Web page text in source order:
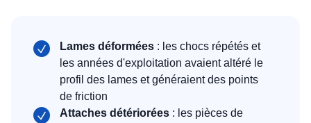
Lames déformées : les chocs répétés et
les années d'exploitation avaient altéré le
profil des lames et généraient des points
de friction
Attaches détériorées : les pièces de